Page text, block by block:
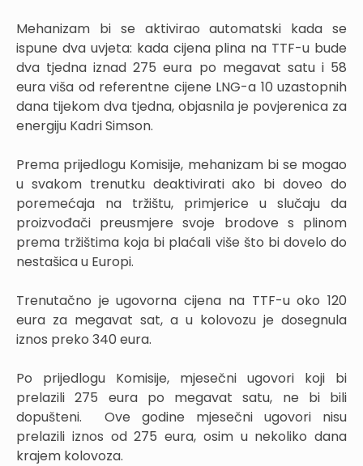
Mehanizam bi se aktivirao automatski kada se
ispune dva uvjeta: kada cijena plina na TTF-u bude
dva tjedna iznad 275 eura po megavat satu i 58
eura viša od referentne cijene LNG-a 10 uzastopnih
dana tijekom dva tjedna, objasnila je povjerenica za
energiju Kadri Simson.
Prema prijedlogu Komisije, mehanizam bi se mogao
u svakom trenutku deaktivirati ako bi doveo do
poremećaja na tržištu, primjerice u slučaju da
proizvođači preusmjere svoje brodove s plinom
prema tržištima koja bi plaćali više što bi dovelo do
nestašica u Europi.
Trenutačno je ugovorna cijena na TTF-u oko 120
eura za megavat sat, a u kolovozu je dosegnula
iznos preko 340 eura.
Po prijedlogu Komisije, mjesečni ugovori koji bi
prelazili 275 eura po megavat satu, ne bi bili
dopušteni. Ove godine mjesečni ugovori nisu
prelazili iznos od 275 eura, osim u nekoliko dana
krajem kolovoza.